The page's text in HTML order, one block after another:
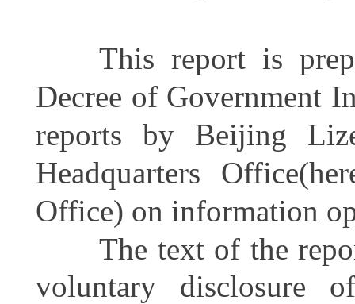
This report is
Decree of Government
reports by
Beijing
Headquarters
Office) on information
The text of the report
voluntary disclosure